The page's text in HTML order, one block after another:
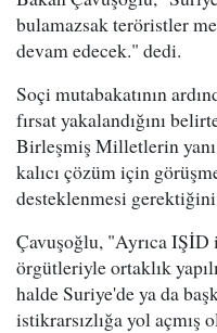
bulamazsak teröristler
devam edecek." dedi.
Soçi mutabakatının
fırsat yakalandığını
Birleşmiş Milletlerin
kalıcı çözüm için
desteklenmesi
Çavuşoğlu, "Ayrıca IŞİD
örgütleriyle ortaklık
halde Suriye'de ya da
istikrarsızlığa yol